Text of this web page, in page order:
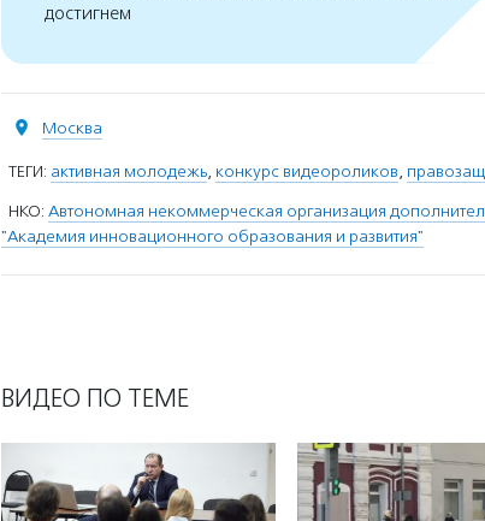
достигнем
Москва
ТЕГИ: активная молодежь, конкурс видеороликов,
НКО: Автономная некоммерческая организация
"Академия инновационного образования и развития"
ВИДЕО ПО ТЕМЕ